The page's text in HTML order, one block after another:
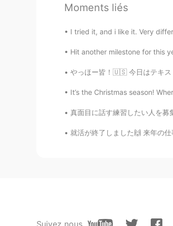
Moments liés
I tried it, and i like it. Very
Hit another milestone for this
やっほー皆！🇺🇸 今日はテキストメッセージの
It’s the Christmas season!
真面目に話す練習したい人を募集してる。僕は日本語で会話
就活が終了しました🙌 来年の仕事のオファーをもらいま
Suivez nous